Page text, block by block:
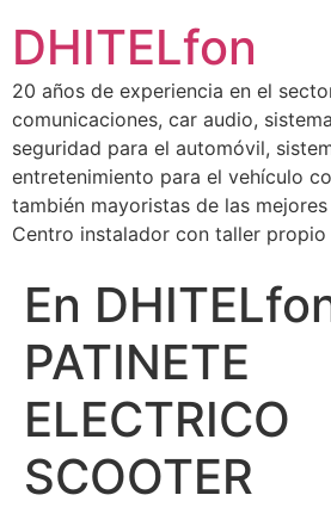
DHITELfon
20 años de experiencia en el
comunicaciones, car audio,
seguridad para el automóvil,
entretenimiento para el vehículo
también mayoristas de las mejores
Centro instalador con taller propio
En
PATINETE
ELECTRICO
SCOOTER